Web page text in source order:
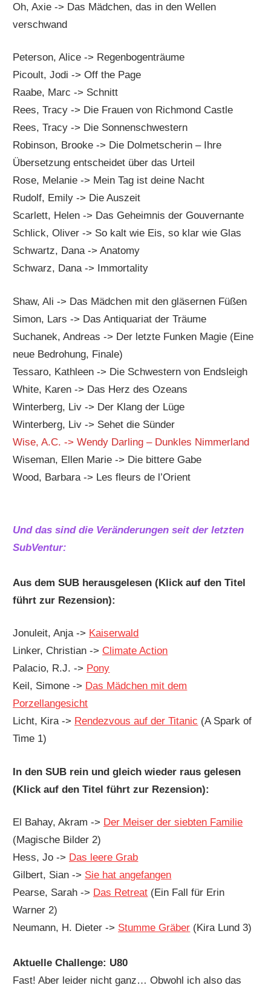
Oh, Axie -> Das Mädchen, das in den Wellen
verschwand
Peterson, Alice -> Regenbogenträume
Picoult, Jodi -> Off the Page
Raabe, Marc -> Schnitt
Rees, Tracy -> Die Frauen von Richmond Castle
Rees, Tracy -> Die Sonnenschwestern
Robinson, Brooke -> Die Dolmetscherin – Ihre
Übersetzung entscheidet über das Urteil
Rose, Melanie -> Mein Tag ist deine Nacht
Rudolf, Emily -> Die Auszeit
Scarlett, Helen -> Das Geheimnis der Gouvernante
Schlick, Oliver -> So kalt wie Eis, so klar wie Glas
Schwartz, Dana -> Anatomy
Schwarz, Dana -> Immortality
Shaw, Ali -> Das Mädchen mit den gläsernen Füßen
Simon, Lars -> Das Antiquariat der Träume
Suchanek, Andreas -> Der letzte Funken Magie (Eine
neue Bedrohung, Finale)
Tessaro, Kathleen -> Die Schwestern von Endsleigh
White, Karen -> Das Herz des Ozeans
Winterberg, Liv -> Der Klang der Lüge
Winterberg, Liv -> Sehet die Sünder
Wise, A.C. -> Wendy Darling – Dunkles Nimmerland
Wiseman, Ellen Marie -> Die bittere Gabe
Wood, Barbara -> Les fleurs de l’Orient
Und das sind die Veränderungen seit der letzten
SubVentur:
Aus dem SUB herausgelesen (Klick auf den Titel
führt zur Rezension):
Jonuleit, Anja -> Kaiserwald
Linker, Christian -> Climate Action
Palacio, R.J. -> Pony
Keil, Simone -> Das Mädchen mit dem
Porzellangesicht
Licht, Kira -> Rendezvous auf der Titanic (A Spark of
Time 1)
In den SUB rein und gleich wieder raus gelesen
(Klick auf den Titel führt zur Rezension):
El Bahay, Akram -> Der Meiser der siebten Familie
(Magische Bilder 2)
Hess, Jo -> Das leere Grab
Gilbert, Sian -> Sie hat angefangen
Pearse, Sarah -> Das Retreat (Ein Fall für Erin
Warner 2)
Neumann, H. Dieter -> Stumme Gräber (Kira Lund 3)
Aktuelle Challenge: U80
Fast! Aber leider nicht ganz… Obwohl ich also das